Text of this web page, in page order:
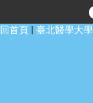
回首頁 | 臺北醫學大學